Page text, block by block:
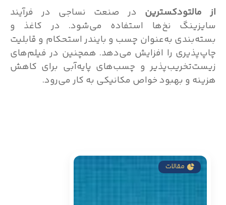
از مالتودکسترین در صنعت نساجی در فرآیند
سایزینگ نخ‌ها استفاده می‌شود. در کاغذ و
بسته‌بندی به‌عنوان چسب و بایندر استحکام و قابلیت
چاپ‌پذیری را افزایش می‌دهد. همچنین در فیلم‌های
زیست‌تخریب‌پذیر و چسب‌های پایه‌آبی برای کاهش
هزینه و بهبود خواص مکانیکی به کار می‌رود.
مقالات